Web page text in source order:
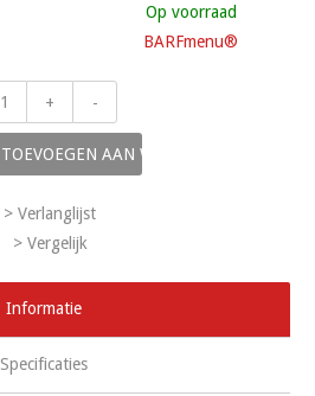
Op voorraad
BARFmenu®
+ -
TOEVOEGEN AAN WINKELWAGEN
> Verlanglijst
> Vergelijk
Informatie
Specificaties